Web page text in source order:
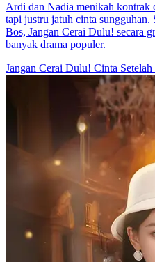
Ardi dan Nadia menikah kontrak
tapi justru jatuh cinta sungguhan.
Bos, Jangan Cerai Dulu! secara
banyak drama populer.
Jangan Cerai Dulu! Cinta